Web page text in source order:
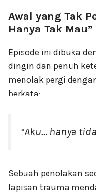
Awal yang Tak
Hanya Tak Mau”
Episode ini dibuka
dingin dan penuh
menolak pergi
berkata:
“Aku… hanya
Sebuah penolakan
lapisan trauma